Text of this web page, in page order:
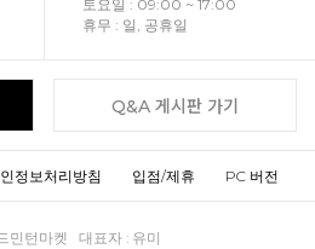
토요일 : 09:00 ~ 17:00
휴무 : 일, 공휴일
Q&A 게시판 가기
정보처리방침 입점/제휴 PC 버전
민턴마켓 대표자 : 유미